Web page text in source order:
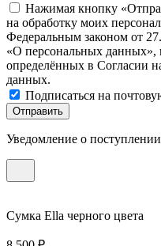
Нажимая кнопку
на обработку моих
Федеральным законом от
«О персональных данных»,
определённых в Согласии
данных.
Подписаться на
Отправить
Уведомление о поступлении
Сумка Ella черного цвета